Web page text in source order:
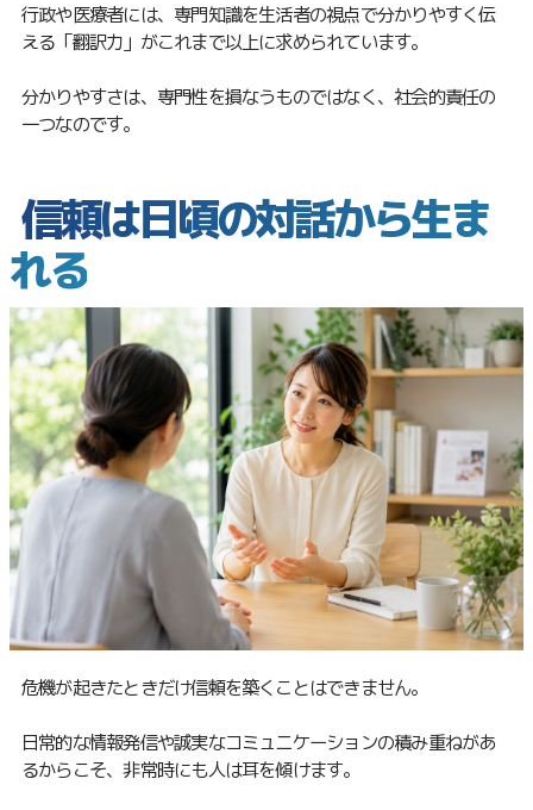
行政や医療者には、専門知識を生活者の視点で分かりやすく伝
える「翻訳力」がこれまで以上に求められています。
分かりやすさは、専門性を損なうものではなく、社会的責任の
一つなのです。
信頼は日頃の対話から生ま
れる
危機が起きたときだけ信頼を築くことはできません。
日常的な情報発信や誠実なコミュニケーションの積み重ねがあ
るからこそ、非常時にも人は耳を傾けます。